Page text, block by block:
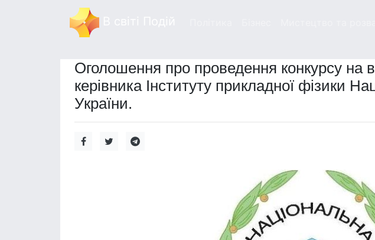
Оголошення про проведення конкурсу на
керівника Інституту прикладної фізики
України.